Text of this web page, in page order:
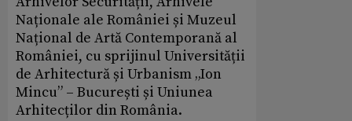
Naționale ale României și Muzeul
Național de Artă Contemporană al
României, cu sprijinul Universității
de Arhitectură și Urbanism „Ion
Mincu” – București și Uniunea
Arhitecților din România.